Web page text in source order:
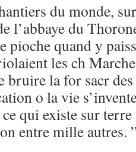
du monde,
l’abbaye du
pioche quand y
les ch
bruire la for sacr
o la vie
ce qui existe sur
entre mille autres.